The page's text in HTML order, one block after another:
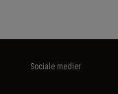
Sociale medier